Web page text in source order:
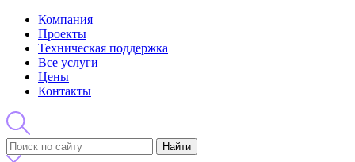
Компания
Проекты
Техническая поддержка
Все услуги
Цены
Контакты
Найти